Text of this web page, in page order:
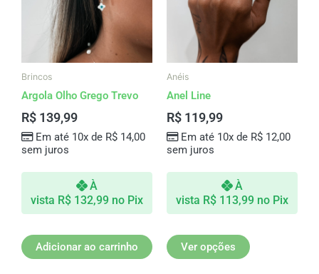
Brincos
Argola Olho Grego Trevo
R$ 139,99
Em até 10x de R$14,00
sem juros
À
vista R$ 132,99 no Pix
Adicionar ao carrinho
Anéis
Anel Line
R$ 119,99
Em até 10x de R$12,00
sem juros
À
vista R$ 113,99 no Pix
Ver opções
variantes.
As
opções
do